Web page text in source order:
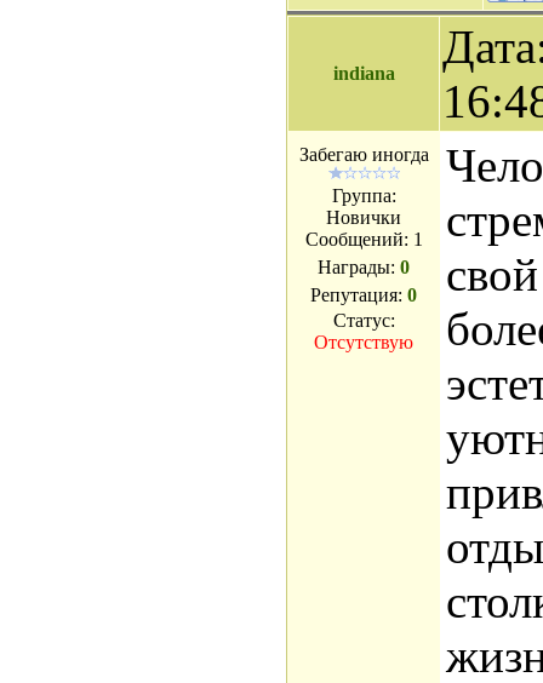
indiana
Забегаю иногда
Группа:
Новички
Сообщений: 1
Награды: 0
Репутация: 0
Статус:
Отсутствую